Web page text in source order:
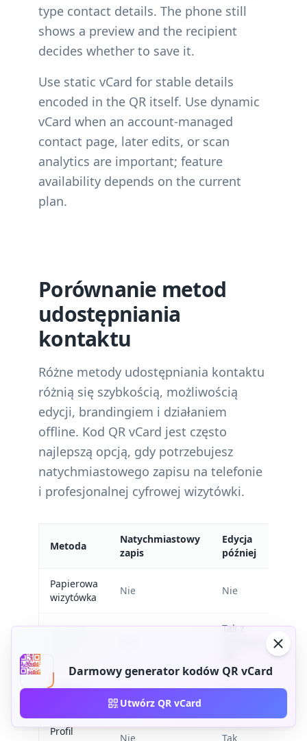
type contact details. The phone still
shows a preview and the recipient
decides whether to save it.
Use static vCard for stable details
encoded in the QR itself. Use dynamic
vCard when an account-managed
contact page, later edits, or scan
analytics are important; feature
availability depends on the current
plan.
Porównanie metod
udostępniania
kontaktu
Różne metody udostępniania kontaktu
różnią się szybkością, możliwością
edycji, brandingiem i działaniem
offline. Kod QR vCard jest często
najlepszą opcją, gdy potrzebujesz
natychmiastowego zapisu na telefonie
i profesjonalnej cyfrowej wizytówki.
Metoda
Natychmiastowy
zapis
Edycja
później
Papierowa
wizytówka
Nie Nie
Tak z
dynamicznym
Podpis e-
Profil
Nie Tak
Darmowy generator kodów QR vCard
Utwórz QR vCard